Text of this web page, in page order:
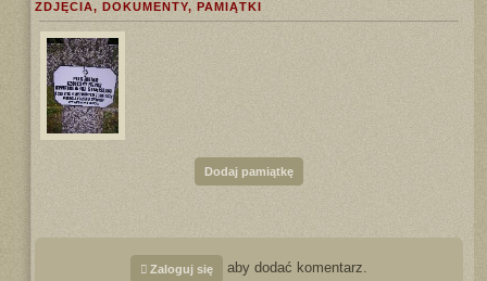
ZDJĘCIA, DOKUMENTY, PAMIĄTKI
Dodaj pamiątkę
Zaloguj się aby dodać komentarz.